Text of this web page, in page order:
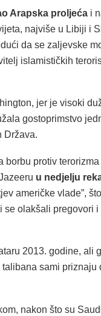
Arapska proljećai
najviše u Libiji i
da se zaljevske
islamističkih
jer je visoki
gostoprimstvo
Država.
borbu protiv
u nedjelju
američke vlade”,
se olakšali pregovori
2013. godine, ali
sami priznaju
nakon što su